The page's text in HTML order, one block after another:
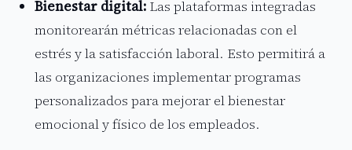
Bienestar digital: Las plataformas integradas
monitorearán métricas relacionadas con el
estrés y la satisfacción laboral. Esto permitirá a
las organizaciones implementar programas
personalizados para mejorar el bienestar
emocional y físico de los empleados.